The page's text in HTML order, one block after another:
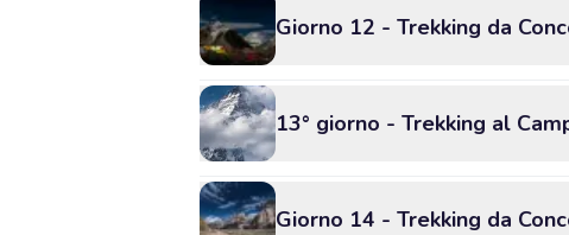
Giorno 12 - Trekking da
13° giorno - Trekking al
Giorno 14 - Trekking da